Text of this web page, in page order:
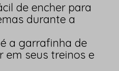
de encher para
durante a
a garrafinha de
em seus treinos e